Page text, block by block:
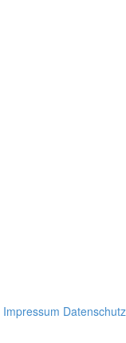
Impressum Datenschutz